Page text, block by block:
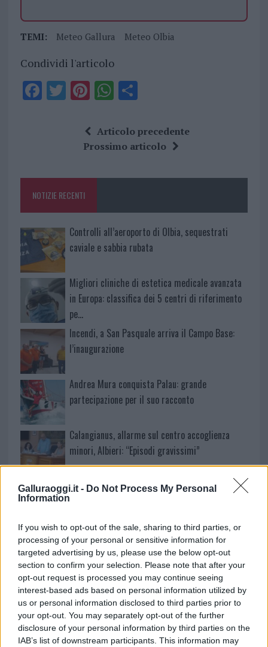
Galluraoggi.it - Do Not Process My Personal
Information
If you wish to opt-out of the sale, sharing to third parties, or
processing of your personal or sensitive information for
targeted advertising by us, please use the below opt-out
section to confirm your selection. Please note that after your
opt-out request is processed you may continue seeing
interest-based ads based on personal information utilized by
us or personal information disclosed to third parties prior to
your opt-out. You may separately opt-out of the further
disclosure of your personal information by third parties on the
IAB’s list of downstream participants. This information may
TEMI: Meteo Gallura Meteo Olbia
Condividi l'articolo
F
o
k
T Pi
te
re
W
at
s
p
S
a
re
Articolo precedente
Prossimo articolo
NOTIZIE RECENTI
Controlli all’aeroporto di Olbia, sequestrati
caviale e sabbia rubata
Migliori cliniche di estetica medicale avanzata
in Europa: classifica dei 5 centri di riferimento
pe…
Incendi, a San Pasquale arriva il Campo Base:
l’inaugurazione
Andrea Mura conquista Palau: grande
partecipazione per il suo racconto
Calangianus, allarme sul centro accoglienza
minori, Albieri: “Episodi gravissimi”
Gallura, finti clienti svuotano le suite: furto da
50mila nel resort
Meteo Olbia 7 agosto, sole e caldo tornano
protagonisti